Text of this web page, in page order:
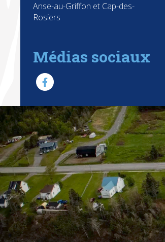
Anse-au-Griffon et Cap-des-
Rosiers
Médias sociaux